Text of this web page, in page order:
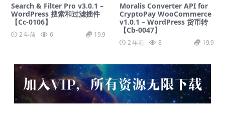
Search & Filter Pro v3.0.1 –
WordPress 搜索和过滤插件
【Cc-0106】
2 年前 6 19.9
Moralis Converter API for
CryptoPay WooCommerce
v1.0.1 – WordPress 货币转
【Cb-0047】
2 年前 8 19.9